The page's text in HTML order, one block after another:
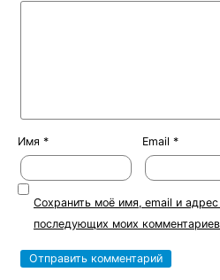
Имя * Email *
Сохранить моё имя, email и
последующих моих